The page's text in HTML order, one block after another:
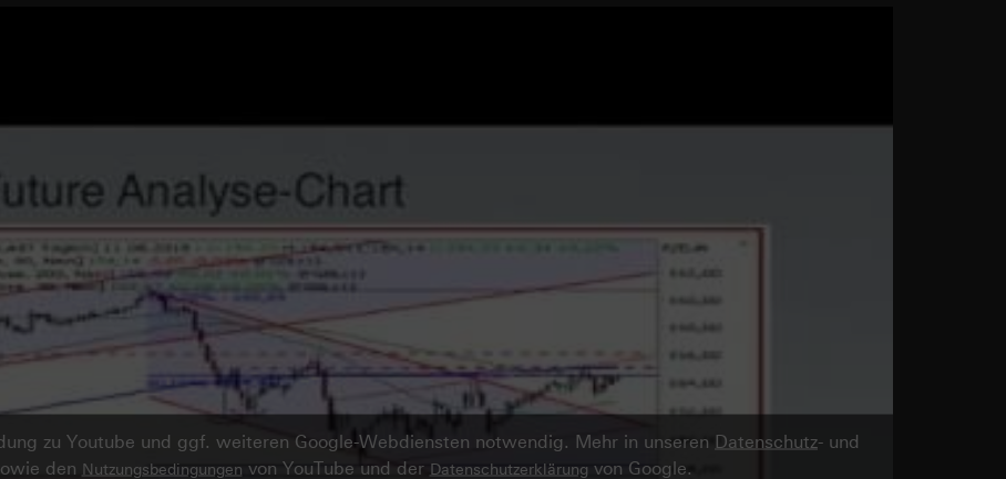
zu Youtube und ggf. weiteren Google-Webdiensten notwendig. Mehr in unseren Datenschutz- und
den Nutzungsbedingungen von YouTube und der Datenschutzerklärungvon Google.